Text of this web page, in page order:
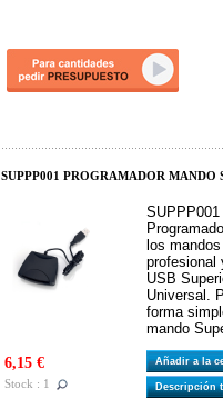
SUPPP001 PROGRAMADOR MANDO
los
profesional
USB
Universal.
forma
mando
6,15 €
Stock : 1
Añadir a la
Descripción